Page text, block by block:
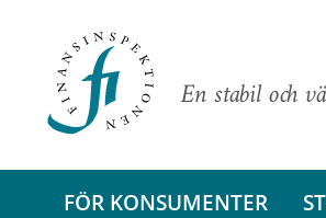
En stabil och
FÖR KONSUMENTER